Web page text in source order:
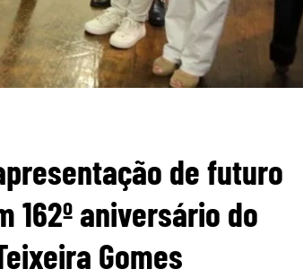
de futuro
162º aniversário do
Gomes